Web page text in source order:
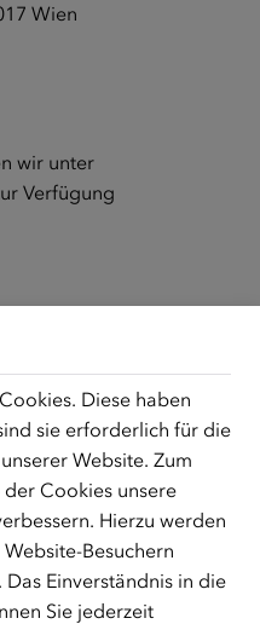
Wien
wir unter
Verfügung
(ÖIF) ist ein Fonds der
subsidiär
Zuwander/innen als
in Österreich
Diese haben
sie erforderlich für die
Website. Zum
Cookies unsere
Hierzu werden
Besuchern
Einverständnis in die
Sie jederzeit